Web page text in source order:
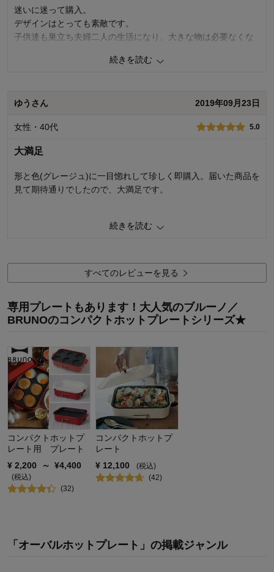
43人が参考になりました 参考になった
迷いに迷って購入。
デザインはとっても素敵です。
子供達も巣立ち夫婦二人の生活になり、大きな物は必要なくな
コンパクトサイズですが、一台でホットプレート、たこ焼き、
ました。
方が良いかも。
ホットプレートは、焼きむらもなく良かったです。
さらに、掃除がしやすい点もはなまるだと思います。
13人が参考になりました
購入商品： グレージュ
続きを読む
ゆうさん 2019年09月23日
女性・40代 5.0
大満足
形と色(グレージュ)に一目惚れして珍しく即購入。届いた商品を
見て期待通りでしたので、大満足です。
価格は、あともう少し安いといいなと思ったので正直に星３
使いやすさについては、まだ使っていませんが、きっと気に入
ということで。
20人が参考になりました
購入商品： グレージュ
続きを読む
すべてのレビューを見る
専用プレートもあります！大人気のブルーノ／
BRUNOのコンパクトホットプレートシリーズ★
コンパクトホットプ
レート用 プレート
¥ 2,200 ～ ¥4,400
(税込)
(32)
コンパクトホットプ
レート
¥ 12,100
(税込)
(42)
「オーバルホットプレート」の掲載ジャンル